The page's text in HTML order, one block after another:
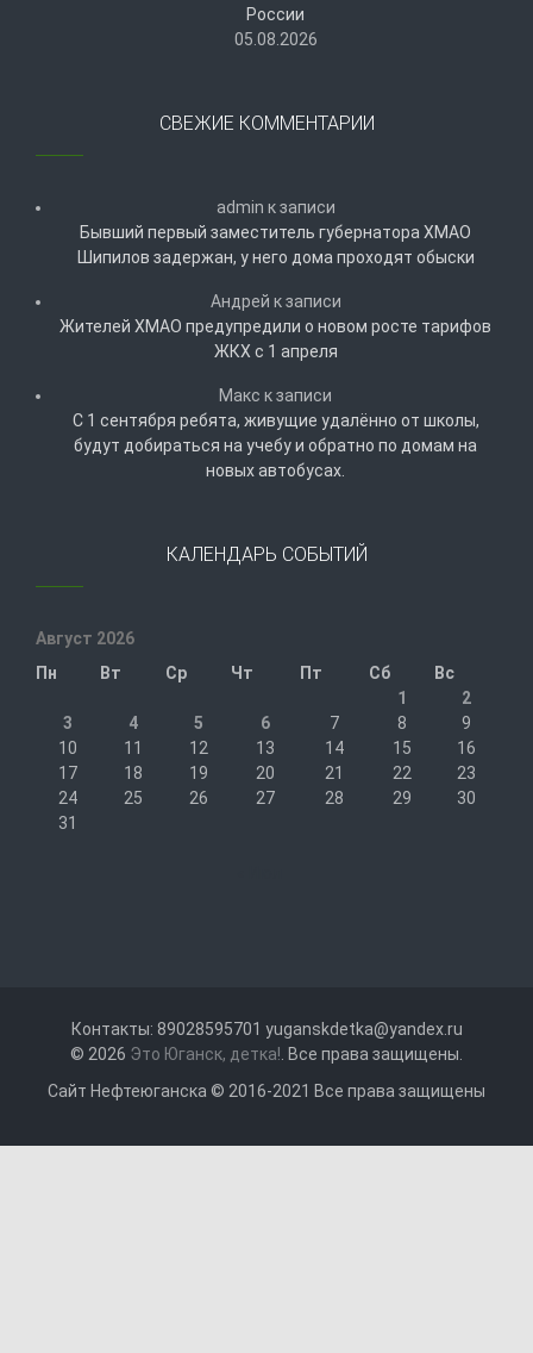
России
05.08.2026
СВЕЖИЕ КОММЕНТАРИИ
admin к записи
Бывший первый заместитель губернатора ХМАО
Шипилов задержан, у него дома проходят обыски
Андрей к записи
Жителей ХМАО предупредили о новом росте тарифов
ЖКХ с 1 апреля
Макс к записи
С 1 сентября ребята, живущие удалённо от школы,
будут добираться на учебу и обратно по домам на
новых автобусах.
КАЛЕНДАРЬ СОБЫТИЙ
Август 2026
Пн
Вт Ср Чт Пт Сб
Вс
1
2
3
4 5 6 7 8
9
10
11 12 13 14 15
16
17
18 19 20 21 22
23
24
25 26 27 28 29
30
31
Контакты: 89028595701 yuganskdetka@yandex.ru
© 2026 Это Юганск, детка! . Все права защищены.
Сайт Нефтеюганска © 2016-2021 Все права защищены